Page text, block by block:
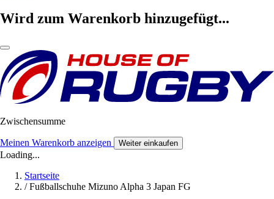
Wird zum Warenkorb hinzugefügt...
Zwischensumme
Meinen Warenkorb anzeigen Weiter einkaufen
Loading...
Startseite
/ Fußballschuhe Mizuno Alpha 3 Japan FG